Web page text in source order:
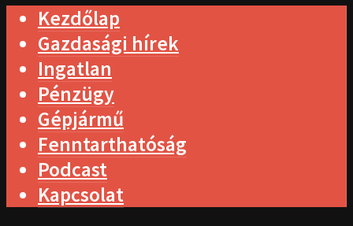
Kezdőlap
Gazdasági hírek
Ingatlan
Pénzügy
Gépjármű
Fenntarthatóság
Podcast
Kapcsolat